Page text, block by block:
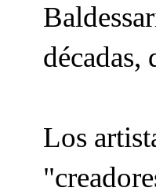
décadas,
Los